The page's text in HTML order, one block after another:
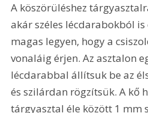
A köszörüléshez
akár széles lécdarabokból
magas legyen, hogy a
vonaláig érjen. Az asztalon
lécdarabbal állítsuk be az
és szilárdan rögzítsük. A kő
tárgyasztal éle között 1 mm